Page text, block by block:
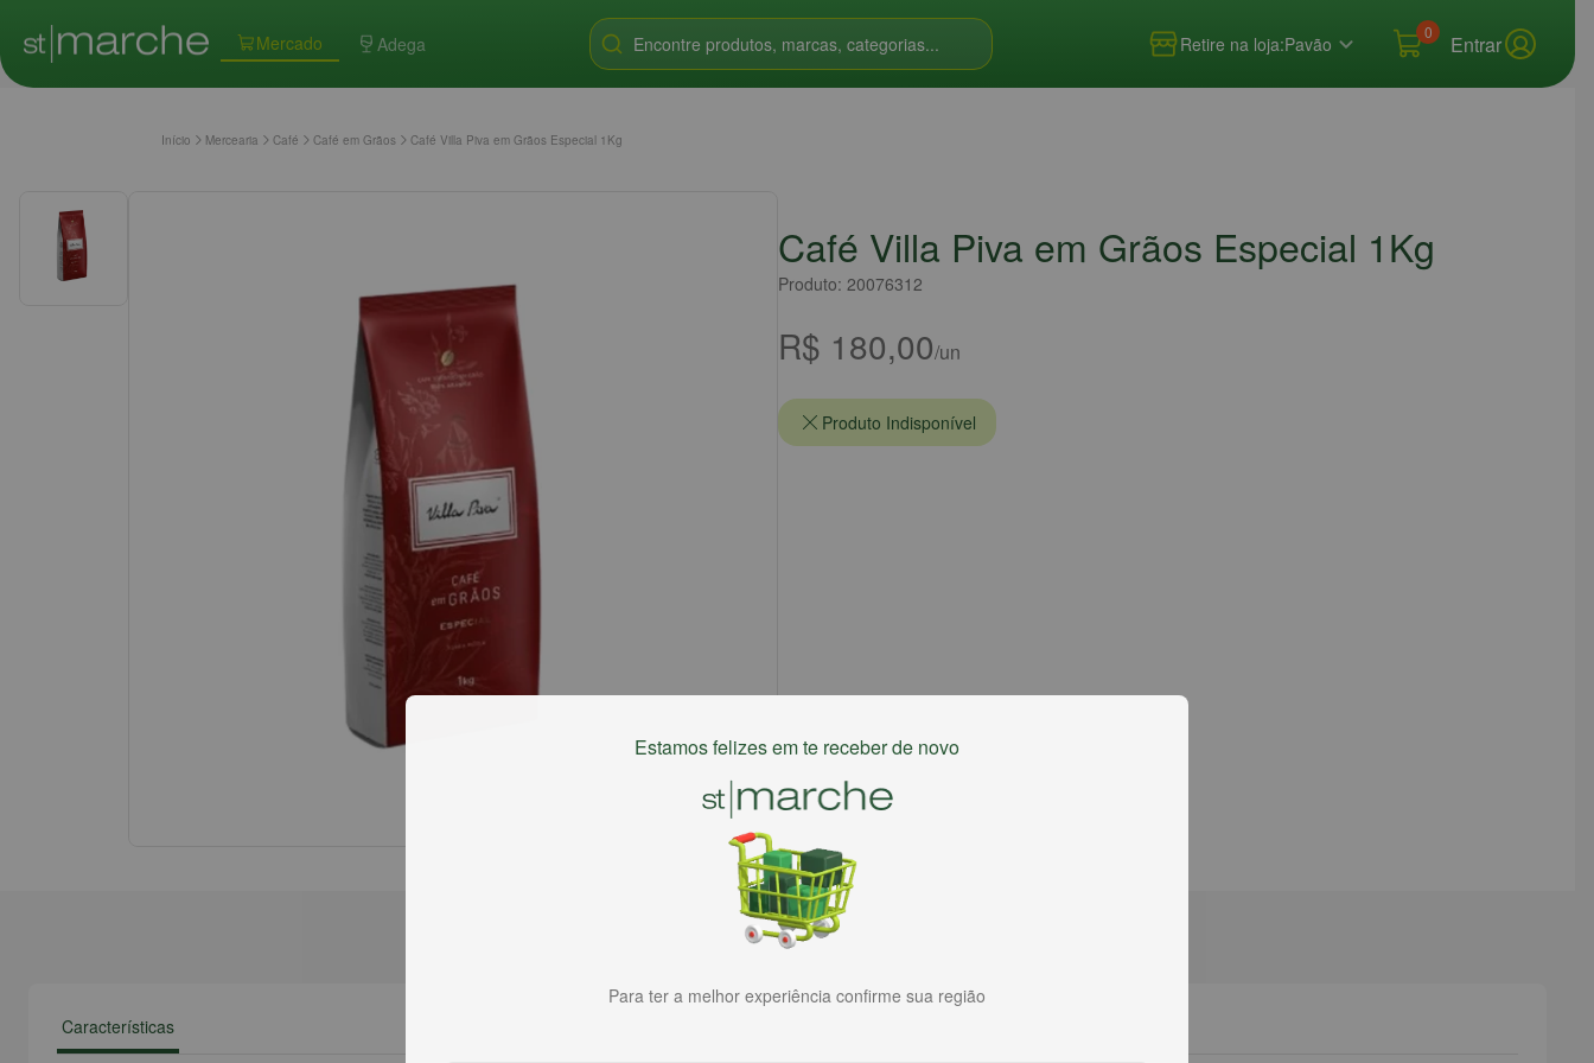
Mercado Adega Encontre produtos, marcas, categorias... Retire na loja:Pavão
0 Entrar
Início Mercearia Café Café em Grãos Café Villa Piva em Grãos Especial 1Kg
Café Villa Piva em Grãos Especial 1Kg
Produto: 20076312
R$ 180,00/un
Produto Indisponível
Características
Estamos felizes em te receber de novo
Para ter a melhor experiência confirme sua região